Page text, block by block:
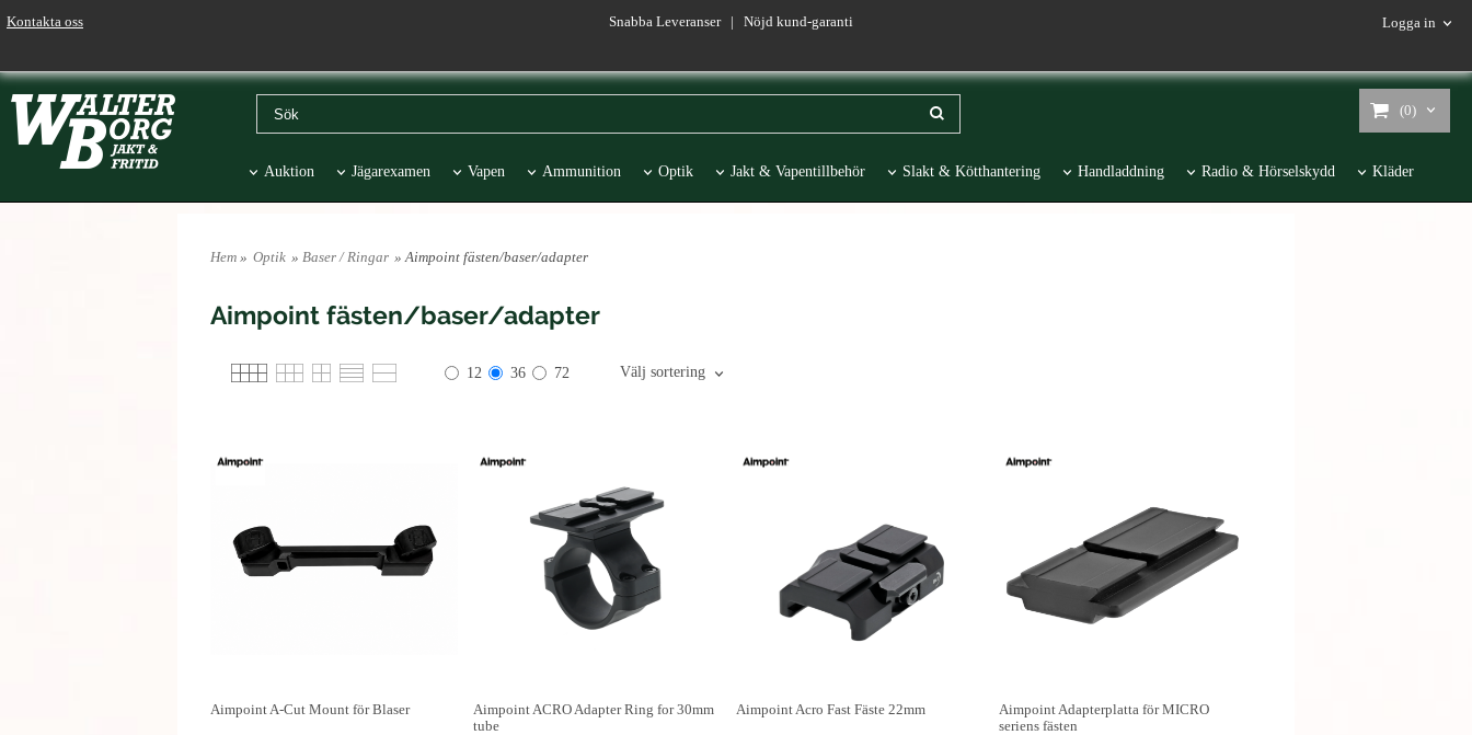
Kontakta oss Snabba Leveranser | Nöjd kund-garanti Logga in
(0)
Auktion Jägarexamen Vapen Ammunition Optik Jakt & Vapentillbehör Slakt & Kötthantering Handladdning Radio & Hörselskydd Kläder
Hem » Optik » Baser / Ringar » Aimpoint fästen/baser/adapter
Aimpoint fästen/baser/adapter
12 36 72 Välj sortering
Aimpoint A-Cut Mount för Blaser
Aimpoint ACRO Adapter Ring for 30mm
tube
Aimpoint Acro Fast Fäste 22mm
Aimpoint Adapterplatta för MICRO
seriens fästen